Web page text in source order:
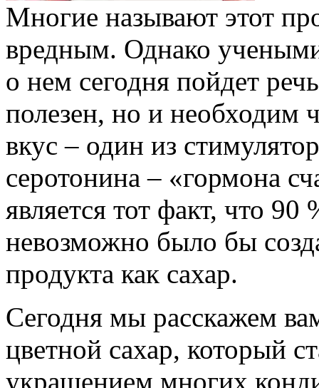
Многие называют этот
вредным. Однако
о нем сегодня пойдет
полезен, но и необходим
вкус – один из
серотонина – «гормона
является тот факт, что
невозможно было бы
продукта как сахар.
Сегодня мы расскажем
цветной сахар, который
украшением многих